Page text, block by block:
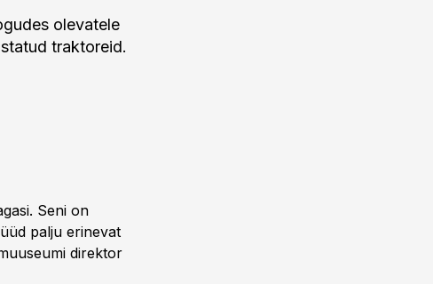
olevatele
traktoreid.
Seni on
palju erinevat
direktor